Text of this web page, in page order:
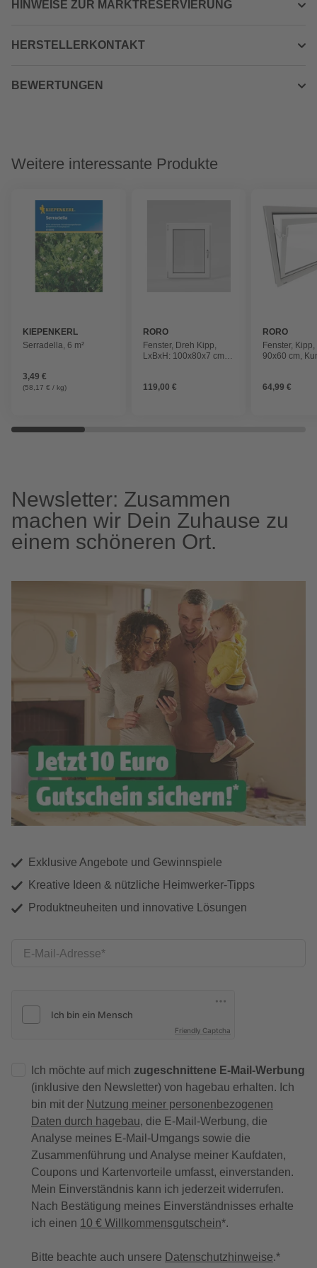
HINWEISE ZUR MARKTRESERVIERUNG
HERSTELLERKONTAKT
BEWERTUNGEN
Weitere interessante Produkte
KIEPENKERL
Serradella, 6 m²
3,49 €
(58,17 € / kg)
RORO
Fenster, Dreh Kipp,
LxBxH: 100x80x7 cm,
119,00 €
RORO
Fenster, Kipp,
90x60 cm,
64,99 €
Newsletter: Zusammen
machen wir Dein Zuhause zu
einem schöneren Ort.
Exklusive Angebote und Gewinnspiele
Kreative Ideen & nützliche Heimwerker-Tipps
Produktneuheiten und innovative Lösungen
E-Mail-Adresse
Friendly Captcha
Ich möchte auf mich zugeschnittene E-Mail-Werbung
(inklusive den Newsletter) von hagebau erhalten. Ich
bin mit der Nutzung meiner personenbezogenen
Daten durch hagebau, die E-Mail-Werbung, die
Analyse meines E-Mail-Umgangs sowie die
Zusammenführung und Analyse meiner Kaufdaten,
Coupons und Kartenvorteile umfasst, einverstanden.
Mein Einverständnis kann ich jederzeit widerrufen.
Nach Bestätigung meines Einverständnisses erhalte
ich einen 10 € Willkommensgutschein*.
Bitte beachte auch unsere Datenschutzhinweise.